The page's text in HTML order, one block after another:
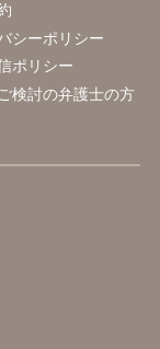
シーポリシー
ポリシー
検討の弁護士の方